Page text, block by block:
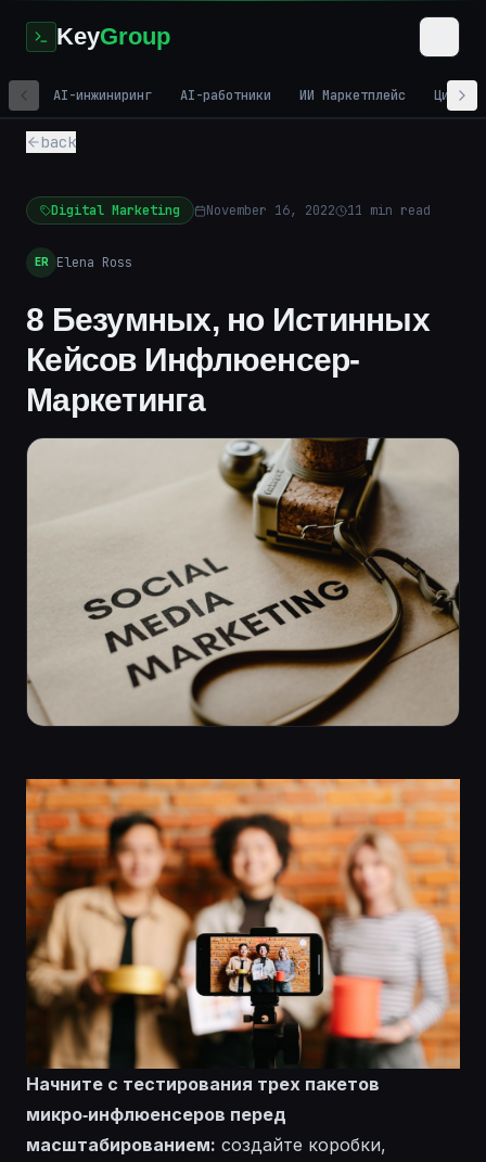
KeyGroup
AI-инжиниринг AI-работники ИИ Маркетплейс
back
Digital Marketing November 16, 2022 11 min read
ER Elena Ross
8 Безумных, но Истинных
Кейсов Инфлюенсер-
Маркетинга
Начните с тестирования трех пакетов
микро‑инфлюенсеров перед
масштабированием: создайте коробки,